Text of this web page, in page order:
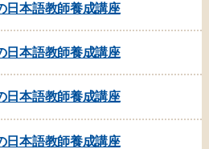
日本語教師養成講座
日本語教師養成講座
日本語教師養成講座
日本語教師養成講座